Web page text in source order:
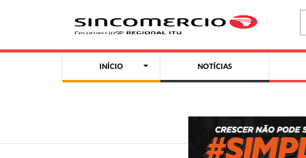
INÍCIO NOTÍCIAS